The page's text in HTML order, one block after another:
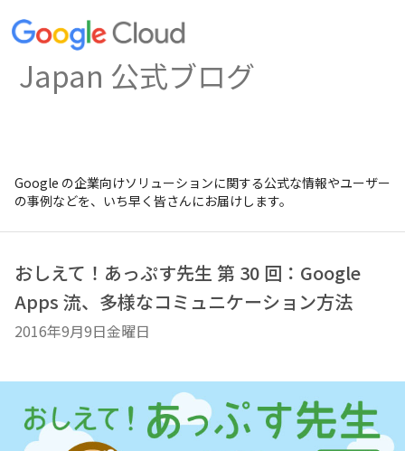
Japan 公式ブログ
Google の企業向けソリューションに関する公式な情報やユーザー
の事例などを、いち早く皆さんにお届けします。
おしえて！あっぷす先生 第 30 回：Google
Apps 流、多様なコミュニケーション方法
2016年9月9日金曜日